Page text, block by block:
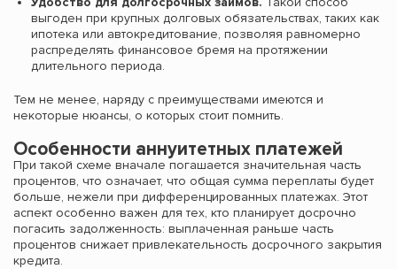
выгоден при крупных долговых обязательствах, таких как
ипотека или автокредитование, позволяя равномерно
распределять финансовое бремя на протяжении
длительного периода.
Тем не менее, наряду с преимуществами имеются и
некоторые нюансы, о которых стоит помнить.
Особенности аннуитетных платежей
При такой схеме вначале погашается значительная часть
процентов, что означает, что общая сумма переплаты будет
больше, нежели при дифференцированных платежах. Этот
аспект особенно важен для тех, кто планирует досрочно
погасить задолженность: выплаченная раньше часть
процентов снижает привлекательность досрочного закрытия
кредита.